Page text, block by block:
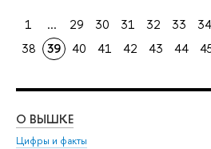
1 ... 29 30 31 32 33 34
38
39 40 41 42 43 44
О ВЫШКЕ
Цифры и факты